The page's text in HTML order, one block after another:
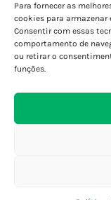
Para fornecer as
cookies para
Consentir com essas
comportamento de
ou retirar o
funções.